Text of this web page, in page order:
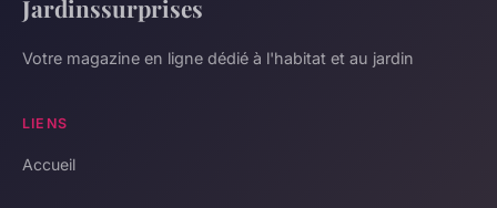
Jardinssurprises
Votre magazine en ligne dédié à l'habitat et au jardin
LIENS
Accueil